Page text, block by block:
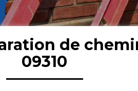
de
09310